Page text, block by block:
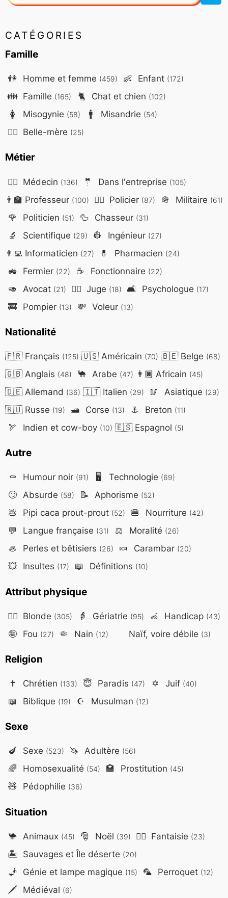
CATÉGORIES
Famille
👫 Homme et femme (459) 👶 Enfant (172)
👪 Famille (165) 🐈 Chat et chien (102)
🚺 Misogynie (58) 🚹 Misandrie (54)
🤷‍♀️ Belle-mère (25)
Métier
👨‍⚕️ Médecin (136) 🤵 Dans l'entreprise (105)
👨‍🏫 Professeur (100) 👮‍♂️ Policier (87) 🪖 Militaire (61)
🌹 Politicien (51) 🦆 Chasseur (31)
🔬 Scientifique (29) 👷 Ingénieur (27)
👨‍💻Informaticien (27) 💊 Pharmacien (24)
🚜 Fermier (22) ☕ Fonctionnaire (22)
🥑 Avocat (21) 👨‍⚖️ Juge (18) 🛋️ Psychologue (17)
🚒 Pompier (13) 💸 Voleur (13)
Nationalité
🇫🇷Français (125) 🇺🇸Américain (70) 🇧🇪Belge (68)
🇬🇧Anglais (48) 🐪 Arabe (47) 👨🏿 Africain (45)
🇩🇪Allemand (36) 🇮🇹Italien (29) 🥢 Asiatique (29)
🇷🇺Russe (19) 🛥️ Corse (13) ⚓ Breton (11)
🏹 Indien et cow-boy (10) 🇪🇸Espagnol (5)
Autre
⚰️ Humour noir (91) 🖥️ Technologie (69)
🙄 Absurde (58) 📝 Aphorisme (52)
💩 Pipi caca prout-prout (52) 🍔 Nourriture (42)
💬 Langue française (31) ⚖️ Moralité (26)
🦪 Perles et bêtisiers (26) 🍬 Carambar (20)
💥 Insultes (17) 📖 Définitions (10)
Attribut physique
👱‍♀️ Blonde (305) 👵 Gériatrie (95) 🦽 Handicap (43)
🤪 Fou (27) 🤏 Nain (12) Naïf, voire débile (3)
Religion
✝️ Chrétien (133) 😇 Paradis (47) ✡️ Juif (40)
📖 Biblique (19) ☪️ Musulman (12)
Sexe
🍆 Sexe (523) 🦄 Adultère (56)
🌈 Homosexualité (54) 🏩 Prostitution (45)
🧸 Pédophilie (36)
Situation
🐪 Animaux (45) 🎅 Noël (39) 🧙‍♂️ Fantaisie (23)
🏝️ Sauvages et Île déserte (20)
🧞 Génie et lampe magique (15) 🦜 Perroquet (12)
🗡️ Médiéval (6)